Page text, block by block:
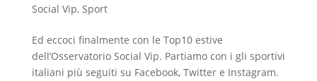
Social Vip, Sport
Ed eccoci finalmente con le Top10 estive
dell’Osservatorio Social Vip. Partiamo con i gli sportivi
italiani più seguiti su Facebook, Twitter e Instagram.